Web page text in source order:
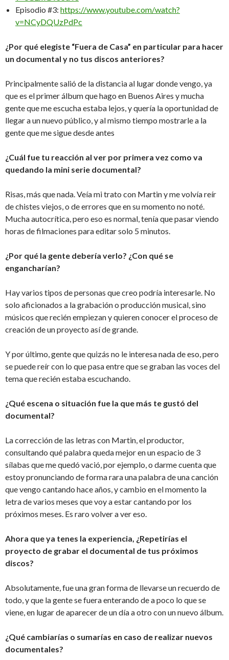
Episodio #3: https://www.youtube.com/watch?
v=NCyDQUzPdPc
¿Por qué elegiste “Fuera de Casa” en particular para hacer
un documental y no tus discos anteriores?
Principalmente salió de la distancia al lugar donde vengo, ya
que es el primer álbum que hago en Buenos Aires y mucha
gente que me escucha estaba lejos, y quería la oportunidad de
llegar a un nuevo público, y al mismo tiempo mostrarle a la
gente que me sigue desde antes
¿Cuál fue tu reacción al ver por primera vez como va
quedando la mini serie documental?
Risas, más que nada. Veía mi trato con Martin y me volvía reír
de chistes viejos, o de errores que en su momento no noté.
Mucha autocrítica, pero eso es normal, tenía que pasar viendo
horas de filmaciones para editar solo 5 minutos.
¿Por qué la gente debería verlo? ¿Con qué se
engancharían?
Hay varios tipos de personas que creo podría interesarle. No
solo aficionados a la grabación o producción musical, sino
músicos que recién empiezan y quieren conocer el proceso de
creación de un proyecto así de grande.
Y por último, gente que quizás no le interesa nada de eso, pero
se puede reír con lo que pasa entre que se graban las voces del
tema que recién estaba escuchando.
¿Qué escena o situación fue la que más te gustó del
documental?
La corrección de las letras con Martin, el productor,
consultando qué palabra queda mejor en un espacio de 3
sílabas que me quedó vació, por ejemplo, o darme cuenta que
estoy pronunciando de forma rara una palabra de una canción
que vengo cantando hace años, y cambio en el momento la
letra de varios meses que voy a estar cantando por los
próximos meses. Es raro volver a ver eso.
Ahora que ya tenes la experiencia, ¿Repetirías el
proyecto de grabar el documental de tus próximos
discos?
Absolutamente, fue una gran forma de llevarse un recuerdo de
todo, y que la gente se fuera enterando de a poco lo que se
viene, en lugar de aparecer de un día a otro con un nuevo álbum.
¿Qué cambiarías o sumarías en caso de realizar nuevos
documentales?